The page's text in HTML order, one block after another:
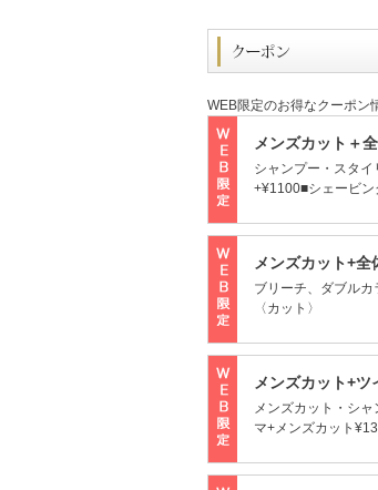
WEB限定のお得なクーポン
メンズカット＋
シャンプー・スタ
+¥1100■シェービ
メンズカット+
ブリーチ、ダブル
〈カット〉
メンズカット+
メンズカット・シ
マ+メンズカット